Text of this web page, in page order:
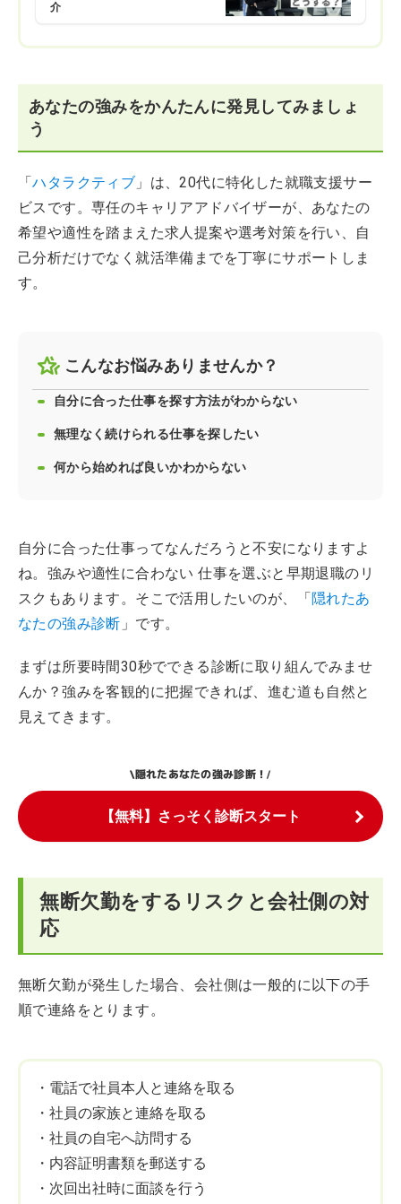
介
あなたの強みをかんたんに発見してみましょ
う
「ハタラクティブ 」は、20代に特化した就職支援サー
ビスです。専任のキャリアアドバイザーが、あなたの
希望や適性を踏まえた求人提案や選考対策を行い、自
己分析だけでなく就活準備までを丁寧にサポートしま
す。
こんなお悩みありませんか？
自分に合った仕事を探す方法がわからない
無理なく続けられる仕事を探したい
何から始めれば良いかわからない
自分に合った仕事ってなんだろうと不安になりますよ
ね。強みや適性に合わない 仕事を選ぶと早期退職のリ
スクもあります。そこで活用したいのが、「隠れたあ
なたの強み診断 」です。
まずは所要時間30秒でできる診断に取り組んでみませ
んか？強みを客観的に把握できれば、進む道も自然と
見えてきます。
\隠れたあなたの強み診断！/
【無料】さっそく診断スタート
無断欠勤をするリスクと会社側の対
応
無断欠勤が発生した場合、会社側は一般的に以下の手
順で連絡をとります。
・電話で社員本人と連絡を取る
・社員の家族と連絡を取る
・社員の自宅へ訪問する
・内容証明書類を郵送する
・次回出社時に面談を行う